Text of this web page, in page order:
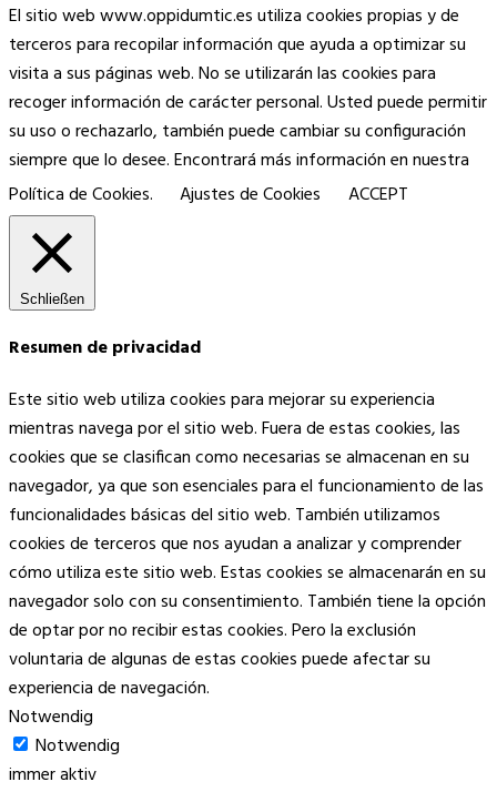
El sitio web www.oppidumtic.es utiliza cookies propias y de
terceros para recopilar información que ayuda a optimizar su
visita a sus páginas web. No se utilizarán las cookies para
recoger información de carácter personal. Usted puede permitir
su uso o rechazarlo, también puede cambiar su configuración
siempre que lo desee. Encontrará más información en nuestra
Política de Cookies.
Ajustes de Cookies ACCEPT
Schließen
Resumen de privacidad
Este sitio web utiliza cookies para mejorar su experiencia
mientras navega por el sitio web. Fuera de estas cookies, las
cookies que se clasifican como necesarias se almacenan en su
navegador, ya que son esenciales para el funcionamiento de las
funcionalidades básicas del sitio web. También utilizamos
cookies de terceros que nos ayudan a analizar y comprender
cómo utiliza este sitio web. Estas cookies se almacenarán en su
navegador solo con su consentimiento. También tiene la opción
de optar por no recibir estas cookies. Pero la exclusión
voluntaria de algunas de estas cookies puede afectar su
experiencia de navegación.
Notwendig
Notwendig
immer aktiv